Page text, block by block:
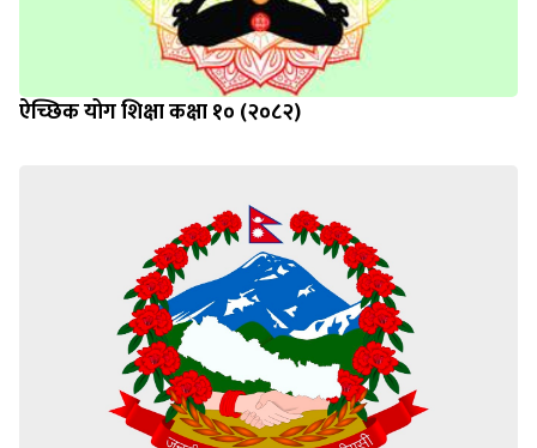
ऐच्छिक योग शिक्षा कक्षा १० (२०८२)